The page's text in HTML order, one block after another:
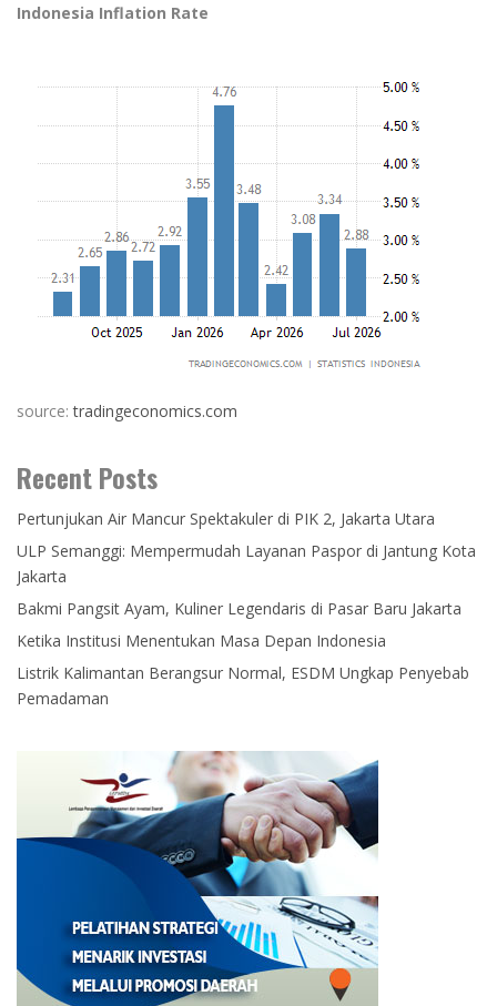
Indonesia Inflation Rate
source:tradingeconomics.com
Recent Posts
Pertunjukan Air Mancur Spektakuler di PIK 2, Jakarta Utara
ULP Semanggi: Mempermudah Layanan Paspor di Jantung Kota
Jakarta
Bakmi Pangsit Ayam, Kuliner Legendaris di Pasar Baru Jakarta
Ketika Institusi Menentukan Masa Depan Indonesia
Listrik Kalimantan Berangsur Normal, ESDM Ungkap Penyebab
Pemadaman